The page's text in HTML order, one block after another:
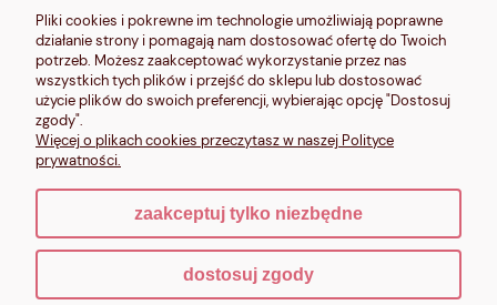
604 680 566,
kontakt@makalele.pl;makalele@poczta.fm
Adres rejestrowy:
ul. Bartycka 63A/32
00-716 Warszawa
NIP: 6621635689
pokaż pełną wersję strony
Pliki cookies i pokrewne im technologie umożliwiają poprawne
działanie strony i pomagają nam dostosować ofertę do Twoich
potrzeb. Możesz zaakceptować wykorzystanie przez nas
wszystkich tych plików i przejść do sklepu lub dostosować
użycie plików do swoich preferencji, wybierając opcję "Dostosuj
zgody".
Więcej o plikach cookies przeczytasz w naszej Polityce
prywatności.
zaakceptuj tylko niezbędne
dostosuj zgody